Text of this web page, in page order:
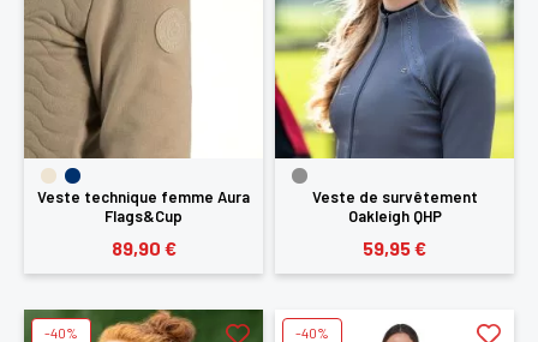
Veste technique femme Aura
Flags&Cup
89,90 €
Veste de survêtement
Oakleigh QHP
59,95 €
-40% -40%